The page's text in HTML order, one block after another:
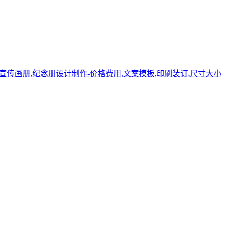
宣传画册,纪念册设计制作-价格费用,文案模板,印刷装订,尺寸大小